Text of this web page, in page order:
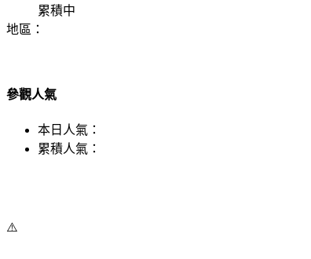
累積中
地區：
參觀人氣
本日人氣：
累積人氣：
⚠️